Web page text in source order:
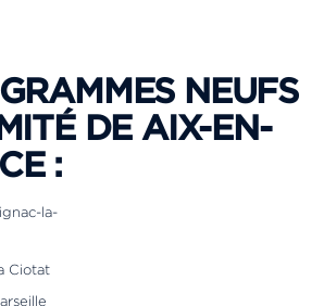
NEUFS
DE AIX-EN-
:
la-
Ciotat